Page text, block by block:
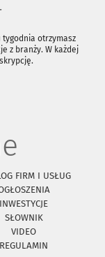
otrzymasz
z branży. W każdej
FIRM I USŁUG
INWESTYCJE
SŁOWNIK
VIDEO
REGULAMIN